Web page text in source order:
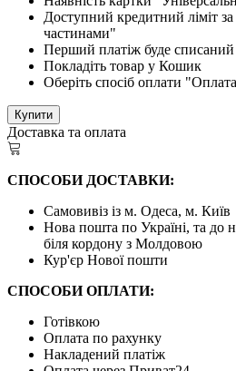
Доступний кредитний ліміт
частинами"
Перший платіж буде
Покладіть товар у Кошик
Оберіть спосіб оплати
Купити
Доставка та оплата
СПОСОБИ ДОСТАВКИ:
Самовивіз із м. Одеса, м. Київ
Нова пошта по Україні, та до
біля кордону з Молдовою
Кур'єр Нової пошти
СПОСОБИ ОПЛАТИ:
Готівкою
Оплата по рахунку
Накладений платіж